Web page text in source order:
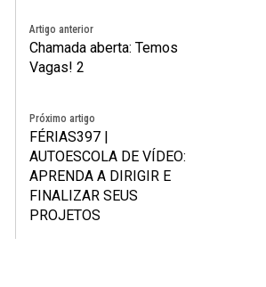
Artigo anterior
Chamada aberta: Temos
Vagas! 2
Próximo artigo
FÉRIAS397 |
AUTOESCOLA DE VÍDEO:
APRENDA A DIRIGIR E
FINALIZAR SEUS
PROJETOS